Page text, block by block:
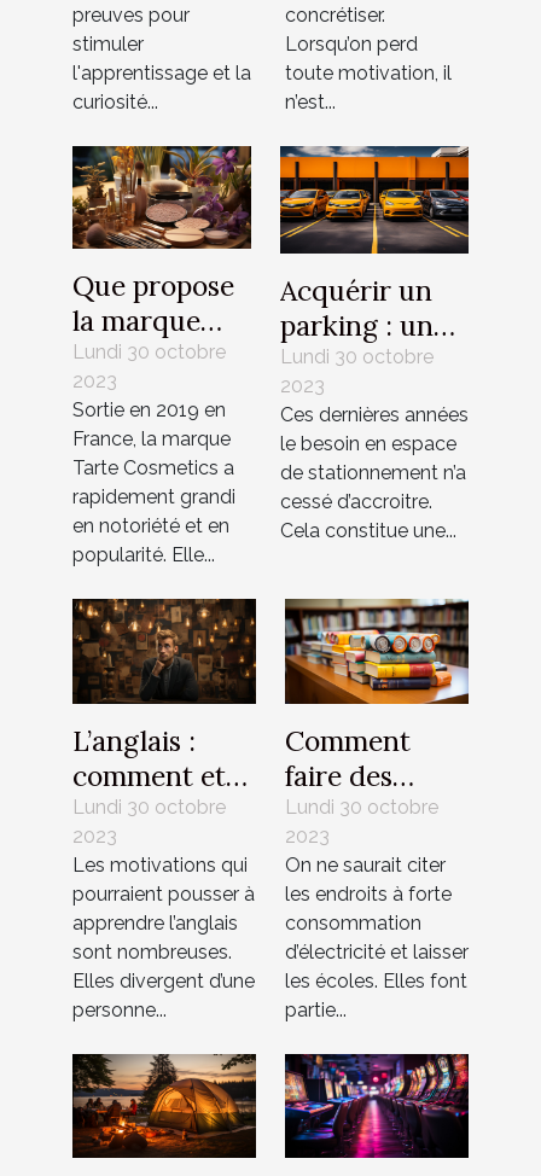
preuves pour
stimuler
l'apprentissage et la
curiosité...
concrétiser.
Lorsqu’on perd
toute motivation, il
n’est...
Que propose
la marque
Tarte
Cosmetics ?
Lundi 30 octobre
2023
Sortie en 2019 en
France, la marque
Tarte Cosmetics a
rapidement grandi
en notoriété et en
popularité. Elle...
Acquérir un
parking : un
investissement
rentable ?
Lundi 30 octobre
2023
Ces dernières années
le besoin en espace
de stationnement n’a
cessé d’accroitre.
Cela constitue une...
L’anglais :
comment et
pourquoi
l’apprendre ?
Lundi 30 octobre
2023
Les motivations qui
pourraient pousser à
apprendre l’anglais
sont nombreuses.
Elles divergent d’une
personne...
Comment
faire des
économies
d’énergie à
l’école ?
Lundi 30 octobre
2023
On ne saurait citer
les endroits à forte
consommation
d’électricité et laisser
les écoles. Elles font
partie...